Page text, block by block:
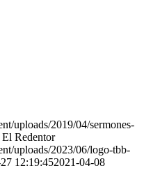
uploads/2019/04/sermones-
Redentor
uploads/2023/06/logo-tbb-
12:19:452021-04-08